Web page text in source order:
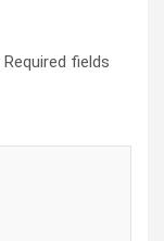
Required fields